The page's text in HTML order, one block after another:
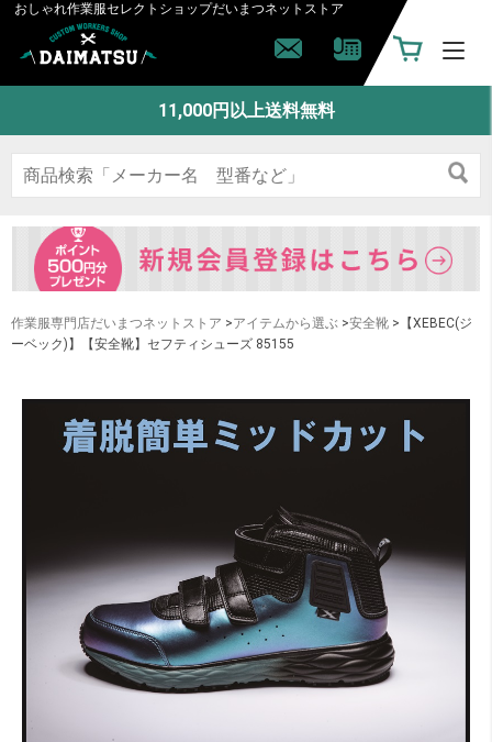
おしゃれ作業服セレクトショップだいまつネットストア
11,000円以上送料無料
作業服専門店だいまつネットストア >アイテムから選ぶ >安全靴 >【XEBEC(ジ
ーベック)】【安全靴】セフティシューズ 85155